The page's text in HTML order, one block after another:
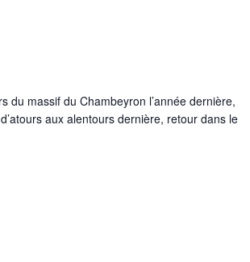
massif du Chambeyron l’année dernière,
aux alentours dernière, retour dans le